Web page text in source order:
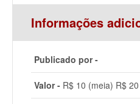
Informações
Publicado por -
Valor - R$ 10 (meia) R$